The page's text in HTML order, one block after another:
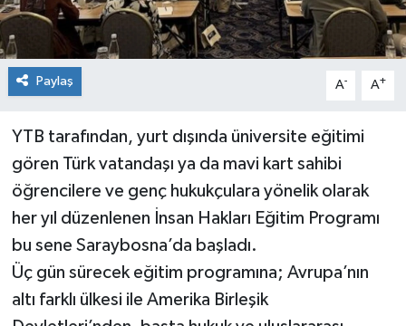
Paylaş A- A+
YTB tarafından, yurt dışında üniversite eğitimi
gören Türk vatandaşı ya da mavi kart sahibi
öğrencilere ve genç hukukçulara yönelik olarak
her yıl düzenlenen İnsan Hakları Eğitim Programı
bu sene Saraybosna’da başladı.
Üç gün sürecek eğitim programına; Avrupa’nın
altı farklı ülkesi ile Amerika Birleşik